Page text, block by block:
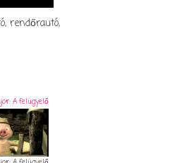
rendőrautó,
A felügyelő